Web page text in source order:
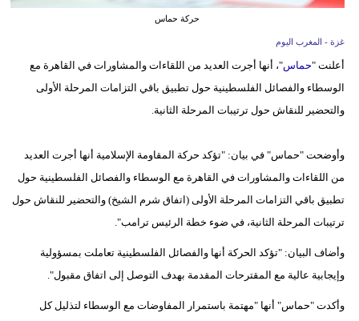
مرأة
علوم
وتكنولوجيا
مدوَّنات
حركة حماس
غزة - المغرب اليوم
أعلنت "حماس"، أنها أجرت العديد من اللقاءات والمشاورات في القاهرة مع
الوسطاء والفصائل الفلسطينية حول تطبيق باقي التزامات المرحلة الأولى
والتحضير للنقاش حول ترتيبات المرحلة الثانية.
وأوضحت "حماس" في بيان: "تؤكد حركة المقاومة الإسلامية أنها أجرت العديد
من اللقاءات والمشاورات في القاهرة مع الوسطاء والفصائل الفلسطينية حول
تطبيق باقي التزامات المرحلة الأولى (اتفاق شرم الشيخ) والتحضير للنقاش حول
ترتيبات المرحلة الثانية، في ضوء خطة الرئيس ترامب".
وأضاف البيان: "تؤكد الحركة أنها والفصائل الفلسطينية تعاملت بمسؤولية
وإيجابية عالية مع المقترحات المقدمة بهدف التوصل إلى اتفاق مقبول".
وأكدت "حماس" أنها "مهتمة باستمرار المفاوضات مع الوسطاء لتذليل كل